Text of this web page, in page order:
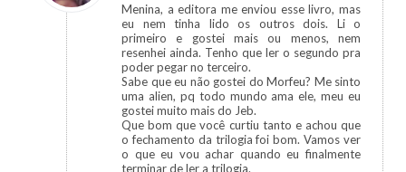
Menina, a editora me enviou esse livro, mas
eu nem tinha lido os outros dois. Li o
primeiro e gostei mais ou menos, nem
resenhei ainda. Tenho que ler o segundo pra
poder pegar no terceiro.
Sabe que eu não gostei do Morfeu? Me sinto
uma alien, pq todo mundo ama ele, meu eu
gostei muito mais do Jeb.
Que bom que você curtiu tanto e achou que
o fechamento da trilogia foi bom. Vamos ver
o que eu vou achar quando eu finalmente
terminar de ler a trilogia.